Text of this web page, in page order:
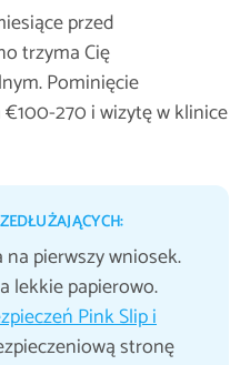
przed
trzyma Cię
Pominięcie
270 i wizytę w klinice
na pierwszy wniosek.
lekkie papierowo.
Pink Slip i
stronę